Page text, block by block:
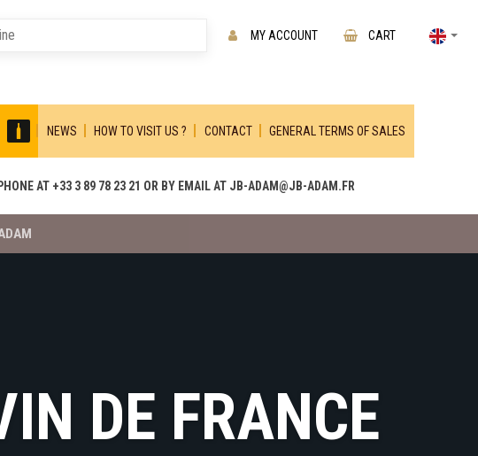
MY ACCOUNT CART
NEWS HOW TO VISIT US ? CONTACT GENERAL TERMS OF SALES
AT +33 3 89 78 23 21 OR BY EMAIL AT JB-ADAM@JB-ADAM.FR
DE FRANCE